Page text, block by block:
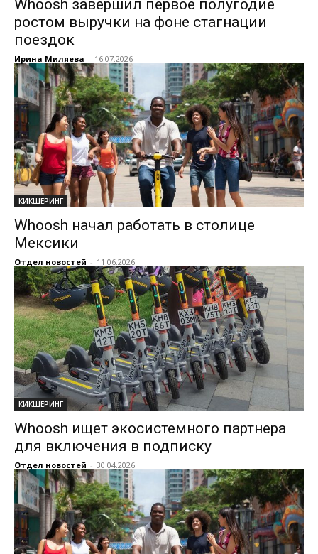
Whoosh завершил первое полугодие
ростом выручки на фоне стагнации
поездок
Ирина Миляева - 16.07.2026
КИКШЕРИНГ
Whoosh начал работать в столице
Мексики
Отдел новостей - 11.06.2026
КИКШЕРИНГ
Whoosh ищет экосистемного партнера
для включения в подписку
Отдел новостей - 30.04.2026